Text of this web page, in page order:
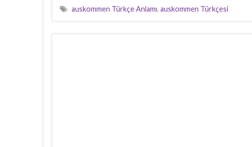
auskommen Türkçe Anlamı, auskommen Türkçesi